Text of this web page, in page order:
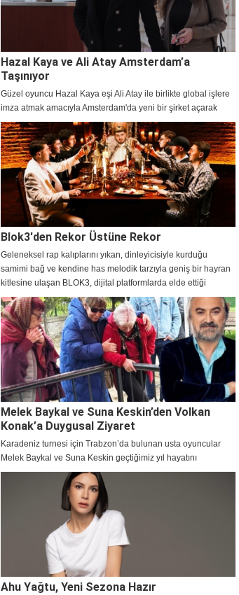
Hazal Kaya ve Ali Atay Amsterdam’a
Taşınıyor
Güzel oyuncu Hazal Kaya eşi Ali Atay ile birlikte global işlere
imza atmak amacıyla Amsterdam'da yeni bir şirket açarak
taşınma kararı aldı.
Blok3'den Rekor Üstüne Rekor
Geleneksel rap kalıplarını yıkan, dinleyicisiyle kurduğu
samimi bağ ve kendine has melodik tarzıyla geniş bir hayran
kitlesine ulaşan BLOK3, dijital platformlarda elde ettiği
milyonlarca dinlenmeyle müzik dünyasındaki yükselişini
sürdürüyor.
Melek Baykal ve Suna Keskin’den Volkan
Konak’a Duygusal Ziyaret
Karadeniz turnesi için Trabzon’da bulunan usta oyuncular
Melek Baykal ve Suna Keskin geçtiğimiz yıl hayatını
kaybeden sanatçı Volkan Konak’ı mezarı başında ziyaret
ederek dualar etti.
Ahu Yağtu, Yeni Sezona Hazır